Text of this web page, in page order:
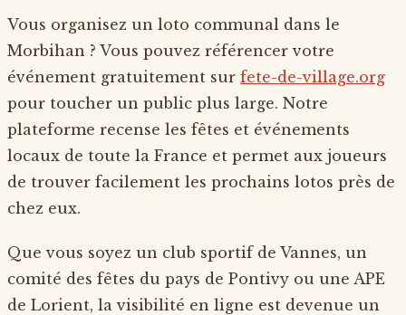
Vous organisez un loto communal dans le
Morbihan ? Vous pouvez référencer votre
événement gratuitement sur fete-de-village.org
pour toucher un public plus large. Notre
plateforme recense les fêtes et événements
locaux de toute la France et permet aux joueurs
de trouver facilement les prochains lotos près de
chez eux.
Que vous soyez un club sportif de Vannes, un
comité des fêtes du pays de Pontivy ou une APE
de Lorient, la visibilité en ligne est devenue un